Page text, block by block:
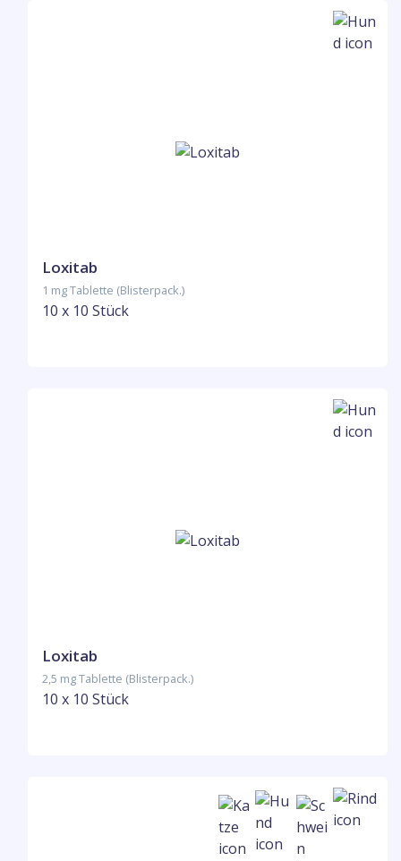
Loxitab
1 mg Tablette (Blisterpack.)
10 x 10 Stück
Loxitab
2,5 mg Tablette (Blisterpack.)
10 x 10 Stück